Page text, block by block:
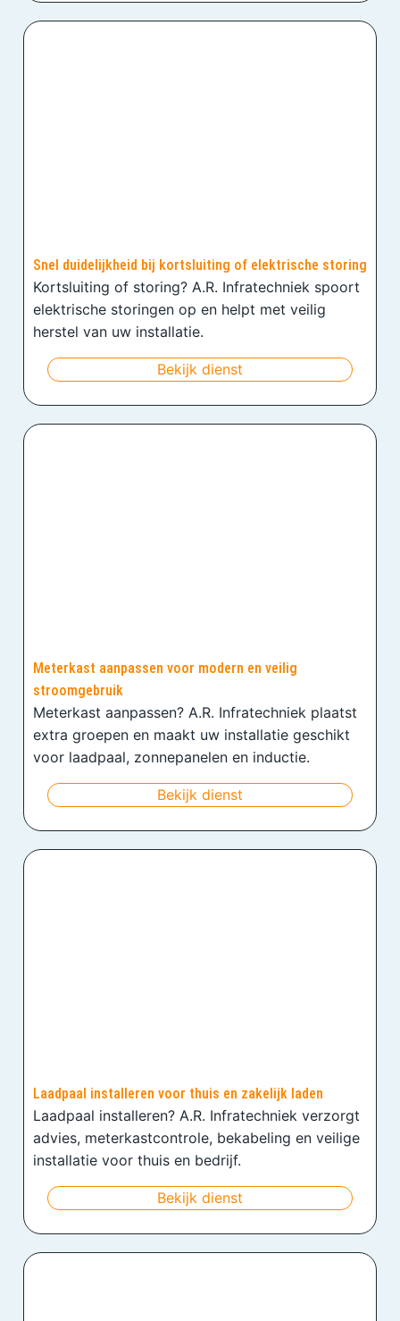
Snel duidelijkheid bij kortsluiting of elektrische storing
Kortsluiting of storing? A.R. Infratechniek spoort
elektrische storingen op en helpt met veilig
herstel van uw installatie.
Bekijk dienst
Meterkast aanpassen voor modern en veilig
stroomgebruik
Meterkast aanpassen? A.R. Infratechniek plaatst
extra groepen en maakt uw installatie geschikt
voor laadpaal, zonnepanelen en inductie.
Bekijk dienst
Laadpaal installeren voor thuis en zakelijk laden
Laadpaal installeren? A.R. Infratechniek verzorgt
advies, meterkastcontrole, bekabeling en veilige
installatie voor thuis en bedrijf.
Bekijk dienst